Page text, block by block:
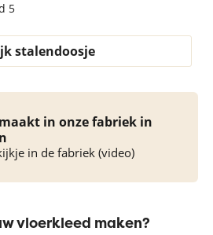
5
stalendoosje
in onze fabriek in
in de fabriek (video)
vloerkleed maken?